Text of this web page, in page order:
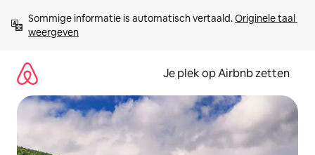
direct
naar
Sommige informatie is automatisch vertaald. Originele taal
weergeven
Je plek op Airbnb zetten